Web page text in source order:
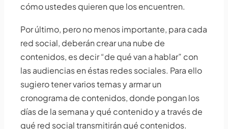
cómo ustedes quieren que los encuentren.
Por último, pero no menos importante, para cada
red social, deberán crear una nube de
contenidos, es decir “de qué van a hablar” con
las audiencias en éstas redes sociales. Para ello
sugiero tener varios temas y armar un
cronograma de contenidos, donde pongan los
días de la semana y qué contenido y a través de
qué red social transmitirán qué contenidos.